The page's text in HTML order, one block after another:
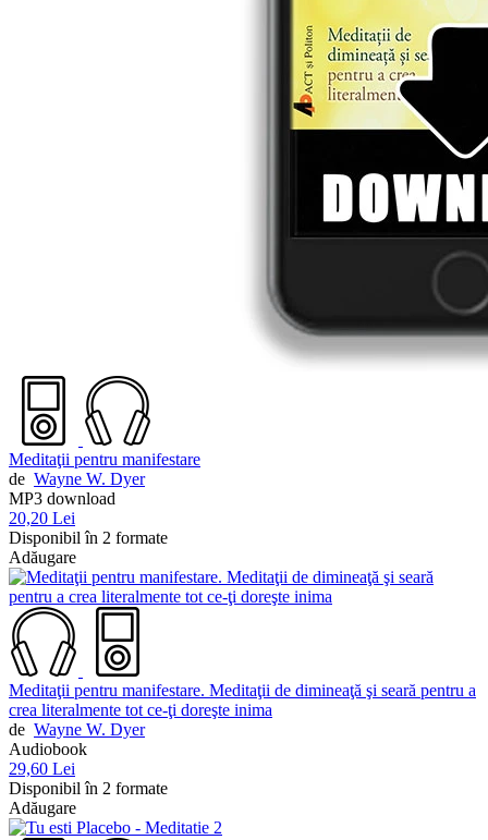
Meditaţii pentru manifestare
de Wayne W. Dyer
MP3 download
20,20 Lei
Disponibil în 2 formate
Adăugare
Meditaţii pentru manifestare. Meditaţii de dimineaţă şi seară pentru a
crea literalmente tot ce-ţi doreşte inima
de Wayne W. Dyer
Audiobook
29,60 Lei
Disponibil în 2 formate
Adăugare